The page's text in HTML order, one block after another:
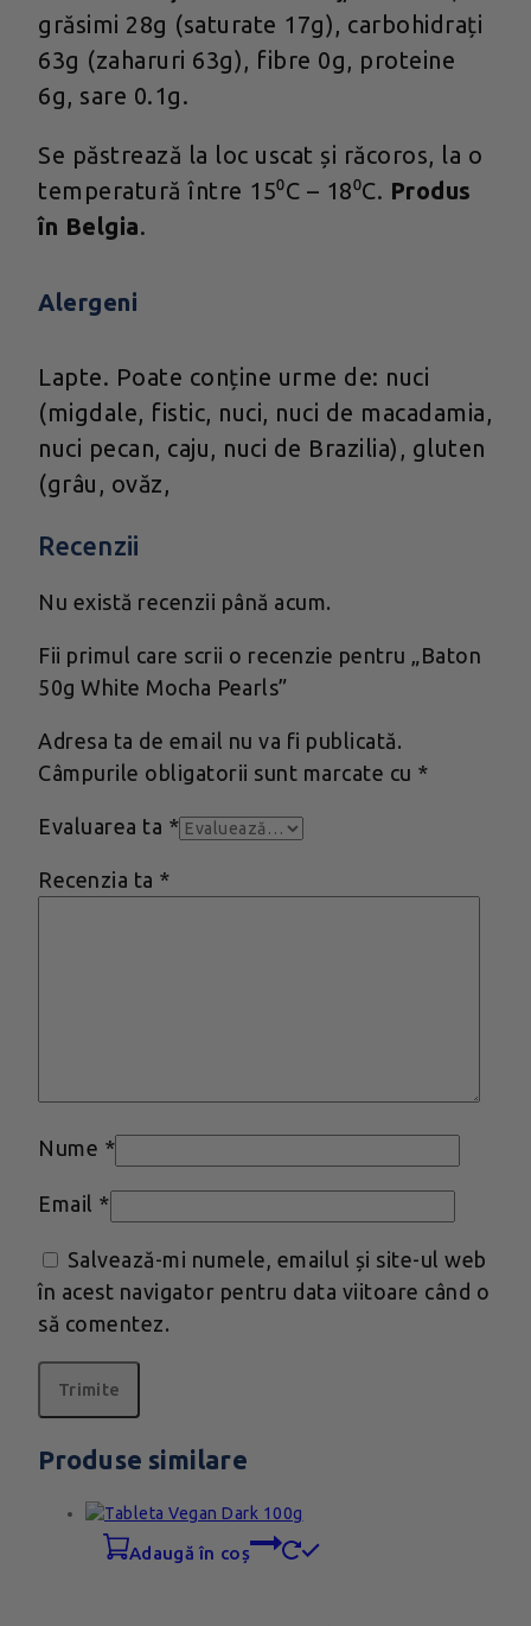
grăsimi 28g (saturate 17g), carbohidrați
63g (zaharuri 63g), fibre 0g, proteine
6g, sare 0.1g.
Se păstrează la loc uscat și răcoros, la o
temperatură între 15⁰C – 18⁰C. Produs
în Belgia.
Alergeni
Lapte. Poate conține urme de: nuci
(migdale, fistic, nuci, nuci de macadamia,
nuci pecan, caju, nuci de Brazilia), gluten
(grâu, ovăz,
Recenzii
Nu există recenzii până acum.
Fii primul care scrii o recenzie pentru „Baton
50g White Mocha Pearls”
Adresa ta de email nu va fi publicată.
Câmpurile obligatorii sunt marcate cu *
Evaluarea ta *
Recenzia ta *
Nume *
Email *
Salvează-mi numele, emailul și site-ul web
în acest navigator pentru data viitoare când o
să comentez.
Produse similare
adaugă în coș